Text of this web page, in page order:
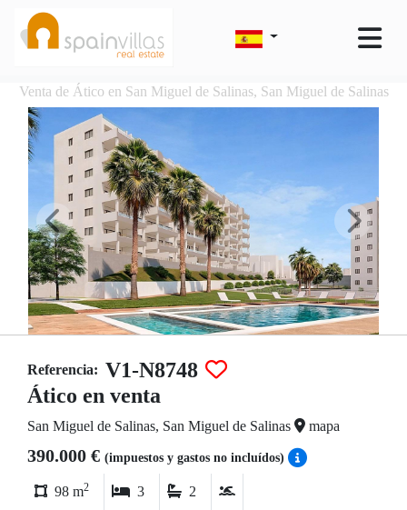
Venta de Ático en San Miguel de Salinas, San Miguel de Salinas
Referencia: V1-N8748
Ático en venta
San Miguel de Salinas, San Miguel de Salinas mapa
390.000 € (impuestos y gastos no incluídos)
98 m2 3 2